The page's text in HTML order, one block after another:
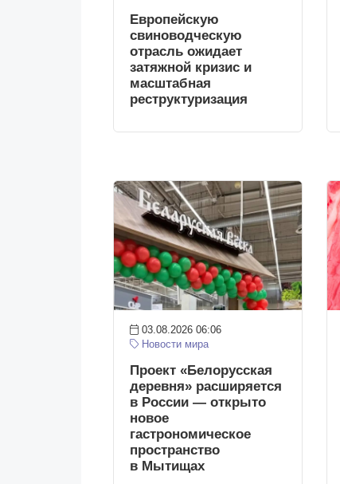
Европейскую
свиноводческую
отрасль ожидает
затяжной кризис и
масштабная
реструктуризация
03.08.2026 06:06
Новости мира
Проект «Белорусская
деревня» расширяется
в России — открыто
новое
гастрономическое
пространство
в Мытищах